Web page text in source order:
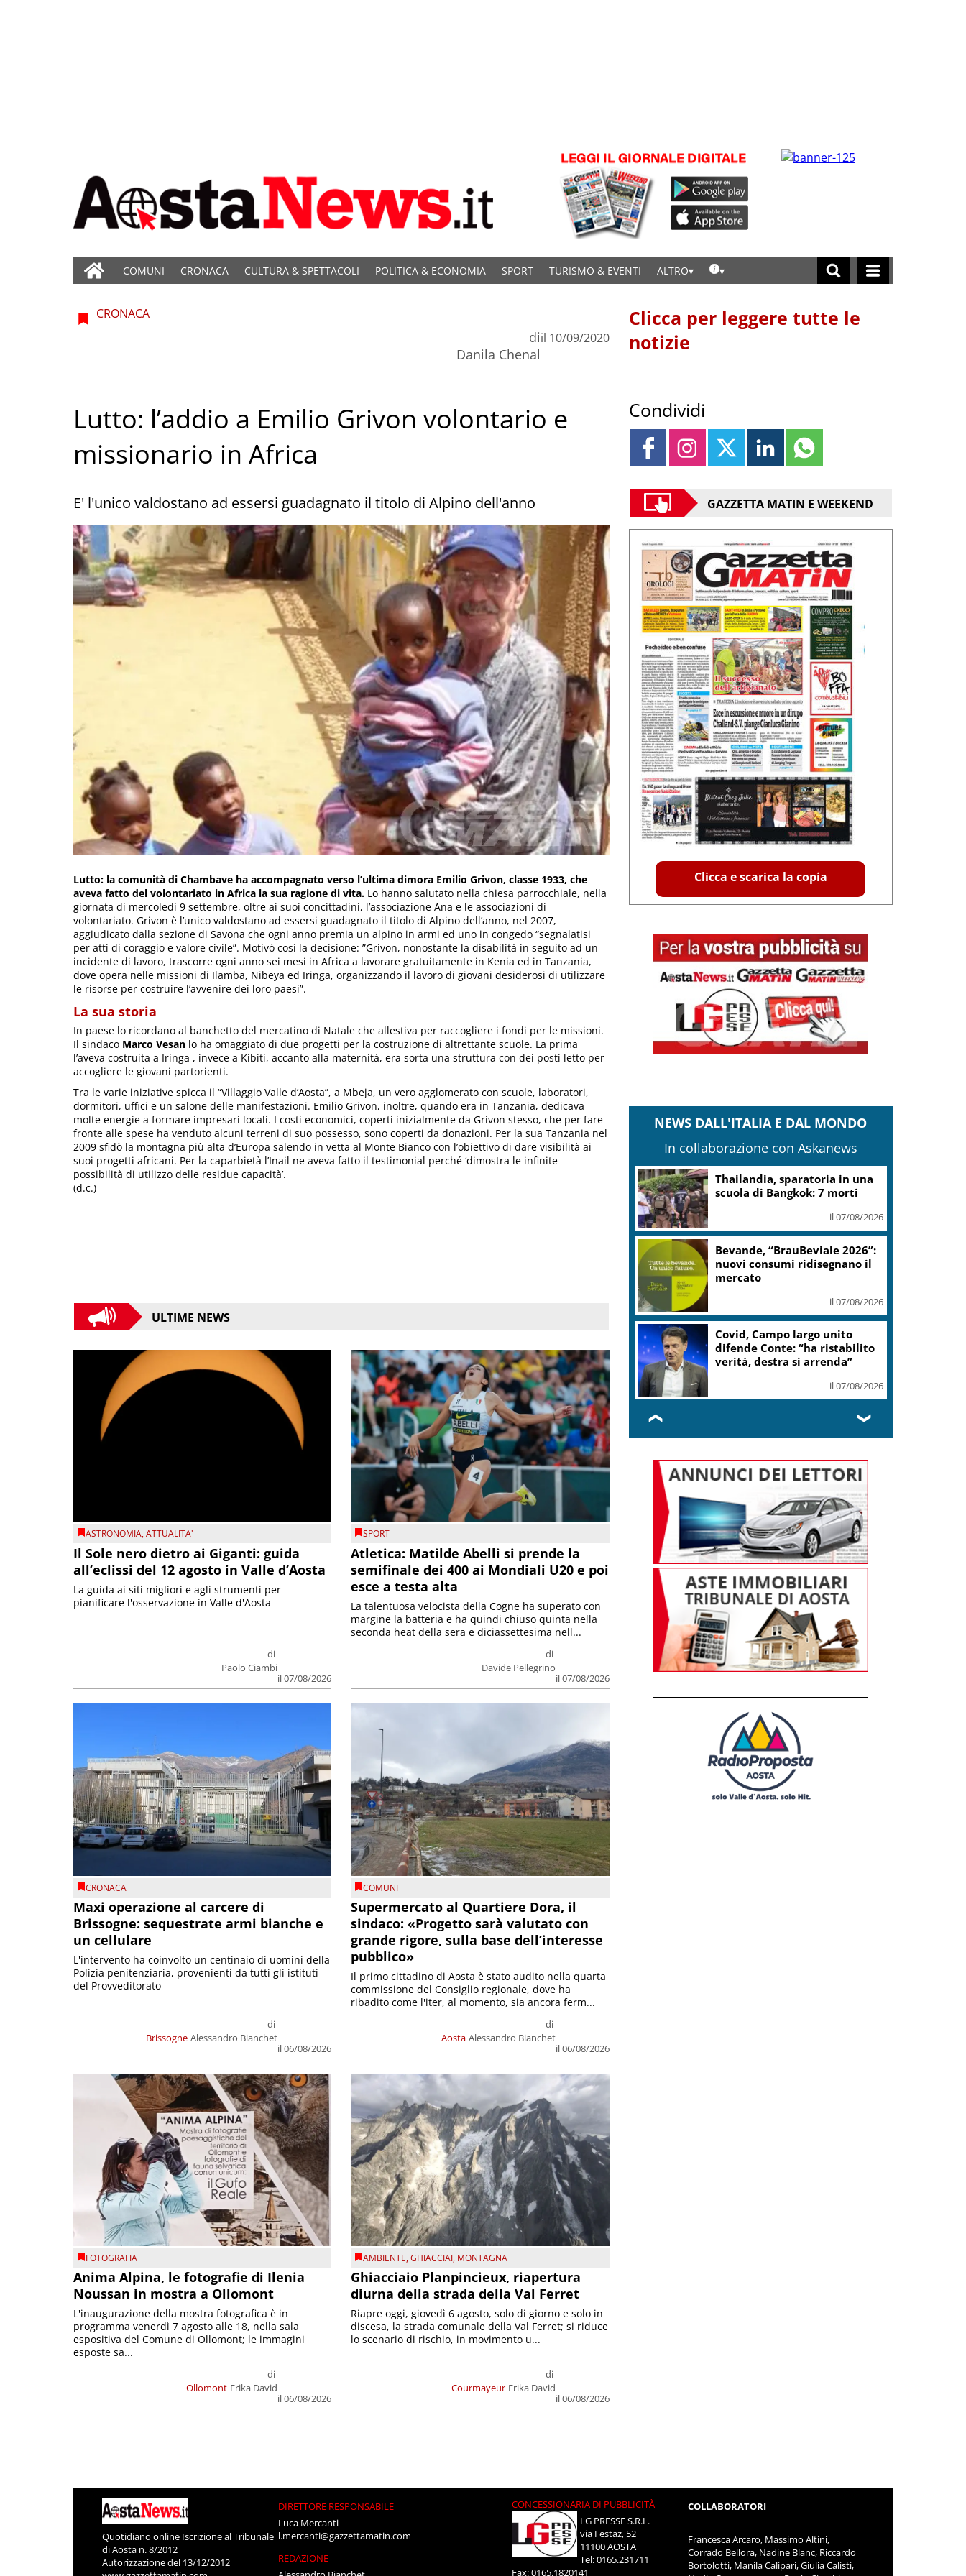
COMUNI CRONACA CULTURA & SPETTACOLI POLITICA & ECONOMIA SPORT TURISMO & EVENTI ALTRO
CRONACA
di
Danila Chenal
il 10/09/2020
Lutto: l’addio a Emilio Grivon volontario e
missionario in Africa
E' l'unico valdostano ad essersi guadagnato il titolo di Alpino dell'anno
Lutto: la comunità di Chambave ha accompagnato verso l’ultima dimora Emilio Grivon, classe 1933, che
aveva fatto del volontariato in Africa la sua ragione di vita. Lo hanno salutato nella chiesa parrocchiale, nella
giornata di mercoledì 9 settembre, oltre ai suoi concittadini, l’associazione Ana e le associazioni di
volontariato. Grivon è l’unico valdostano ad essersi guadagnato il titolo di Alpino dell’anno, nel 2007,
aggiudicato dalla sezione di Savona che ogni anno premia un alpino in armi ed uno in congedo “segnalatisi
per atti di coraggio e valore civile”. Motivò così la decisione: ”Grivon, nonostante la disabilità in seguito ad un
incidente di lavoro, trascorre ogni anno sei mesi in Africa a lavorare gratuitamente in Kenia ed in Tanzania,
dove opera nelle missioni di Ilamba, Nibeya ed Iringa, organizzando il lavoro di giovani desiderosi di utilizzare
le risorse per costruire l’avvenire dei loro paesi”.
La sua storia
In paese lo ricordano al banchetto del mercatino di Natale che allestiva per raccogliere i fondi per le missioni.
Il sindaco Marco Vesan lo ha omaggiato di due progetti per la costruzione di altrettante scuole. La prima
l’aveva costruita a Iringa , invece a Kibiti, accanto alla maternità, era sorta una struttura con dei posti letto per
accogliere le giovani partorienti.
Tra le varie iniziative spicca il “Villaggio Valle d’Aosta”, a Mbeja, un vero agglomerato con scuole, laboratori,
dormitori, uffici e un salone delle manifestazioni. Emilio Grivon, inoltre, quando era in Tanzania, dedicava
molte energie a formare impresari locali. I costi economici, coperti inizialmente da Grivon stesso, che per fare
fronte alle spese ha venduto alcuni terreni di suo possesso, sono coperti da donazioni. Per la sua Tanzania nel
2009 sfidò la montagna più alta d’Europa salendo in vetta al Monte Bianco con l’obiettivo di dare visibilità ai
suoi progetti africani. Per la caparbietà l’Inail ne aveva fatto il testimonial perché ‘dimostra le infinite
possibilità di utilizzo delle residue capacità’.
(d.c.)
ULTIME NEWS
ASTRONOMIA,ATTUALITA'
Il Sole nero dietro ai Giganti: guida
all’eclissi del 12 agosto in Valle d’Aosta
di
Paolo Ciambi
il 07/08/2026
La guida ai siti migliori e agli strumenti per
pianificare l'osservazione in Valle d'Aosta
SPORT
Atletica: Matilde Abelli si prende la
semifinale dei 400 ai Mondiali U20 e poi
esce a testa alta
di
Davide Pellegrino
il 07/08/2026
La talentuosa velocista della Cogne ha superato con
margine la batteria e ha quindi chiuso quinta nella
seconda heat della sera e diciassettesima nell...
CRONACA
Maxi operazione al carcere di
Brissogne: sequestrate armi bianche e
un cellulare
Brissogne
di
Alessandro Bianchet
il 06/08/2026
L'intervento ha coinvolto un centinaio di uomini della
Polizia penitenziaria, provenienti da tutti gli istituti
del Provveditorato
COMUNI
Supermercato al Quartiere Dora, il
sindaco: «Progetto sarà valutato con
grande rigore, sulla base dell’interesse
pubblico»
Aosta
di
Alessandro Bianchet
il 06/08/2026
Il primo cittadino di Aosta è stato audito nella quarta
commissione del Consiglio regionale, dove ha
ribadito come l'iter, al momento, sia ancora ferm...
FOTOGRAFIA
Anima Alpina, le fotografie di Ilenia
Noussan in mostra a Ollomont
Ollomont
di
Erika David
il 06/08/2026
L'inaugurazione della mostra fotografica è in
programma venerdì 7 agosto alle 18, nella sala
espositiva del Comune di Ollomont; le immagini
esposte sa...
AMBIENTE,GHIACCIAI, MONTAGNA
Ghiacciaio Planpincieux, riapertura
diurna della strada della Val Ferret
Courmayeur
di
Erika David
il 06/08/2026
Riapre oggi, giovedì 6 agosto, solo di giorno e solo in
discesa, la strada comunale della Val Ferret; si riduce
lo scenario di rischio, in movimento u...
Clicca per leggere tutte le
notizie
Condividi
GAZZETTA MATIN E WEEKEND
Clicca e scarica la copia
NEWS DALL'ITALIA E DAL MONDO
In collaborazione con Askanews
Thailandia, sparatoria in una
scuola di Bangkok: 7 morti
il 07/08/2026
Bevande, “BrauBeviale 2026”:
nuovi consumi ridisegnano il
mercato
il 07/08/2026
Covid, Campo largo unito
difende Conte: “ha ristabilito
verità, destra si arrenda”
il 07/08/2026
❮ ❯
Quotidiano online Iscrizione al Tribunale
di Aosta n. 8/2012
Autorizzazione del 13/12/2012
DIRETTORE RESPONSABILE
Luca Mercanti
l.mercanti@gazzettamatin.com
REDAZIONE
CONCESSIONARIA DI PUBBLICITÀ
LG PRESSE S.R.L.
via Festaz, 52
11100 AOSTA
Tel: 0165.231711
Fax: 0165.1820141
COLLABORATORI
Francesca Arcaro, Massimo Altini,
Corrado Bellora, Nadine Blanc, Riccardo
Bortolotti, Manila Calipari, Giulia Calisti,